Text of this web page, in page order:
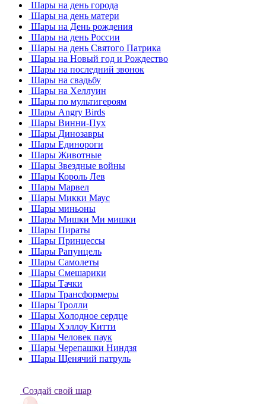
Шары на день города
Шары на день матери
Шары на День рождения
Шары на день России
Шары на день Святого Патрика
Шары на Новый год и Рождество
Шары на последний звонок
Шары на свадьбу
Шары на Хеллуин
Шары по мультигероям
Шары Angry Birds
Шары Винни-Пух
Шары Динозавры
Шары Единороги
Шары Животные
Шары Звездные войны
Шары Король Лев
Шары Марвел
Шары Микки Маус
Шары миньоны
Шары Мишки Ми мишки
Шары Пираты
Шары Принцессы
Шары Рапунцель
Шары Самолеты
Шары Смешарики
Шары Тачки
Шары Трансформеры
Шары Тролли
Шары Холодное сердце
Шары Хэллоу Китти
Шары Человек паук
Шары Черепашки Ниндзя
Шары Щенячий патруль
Создай свой шар